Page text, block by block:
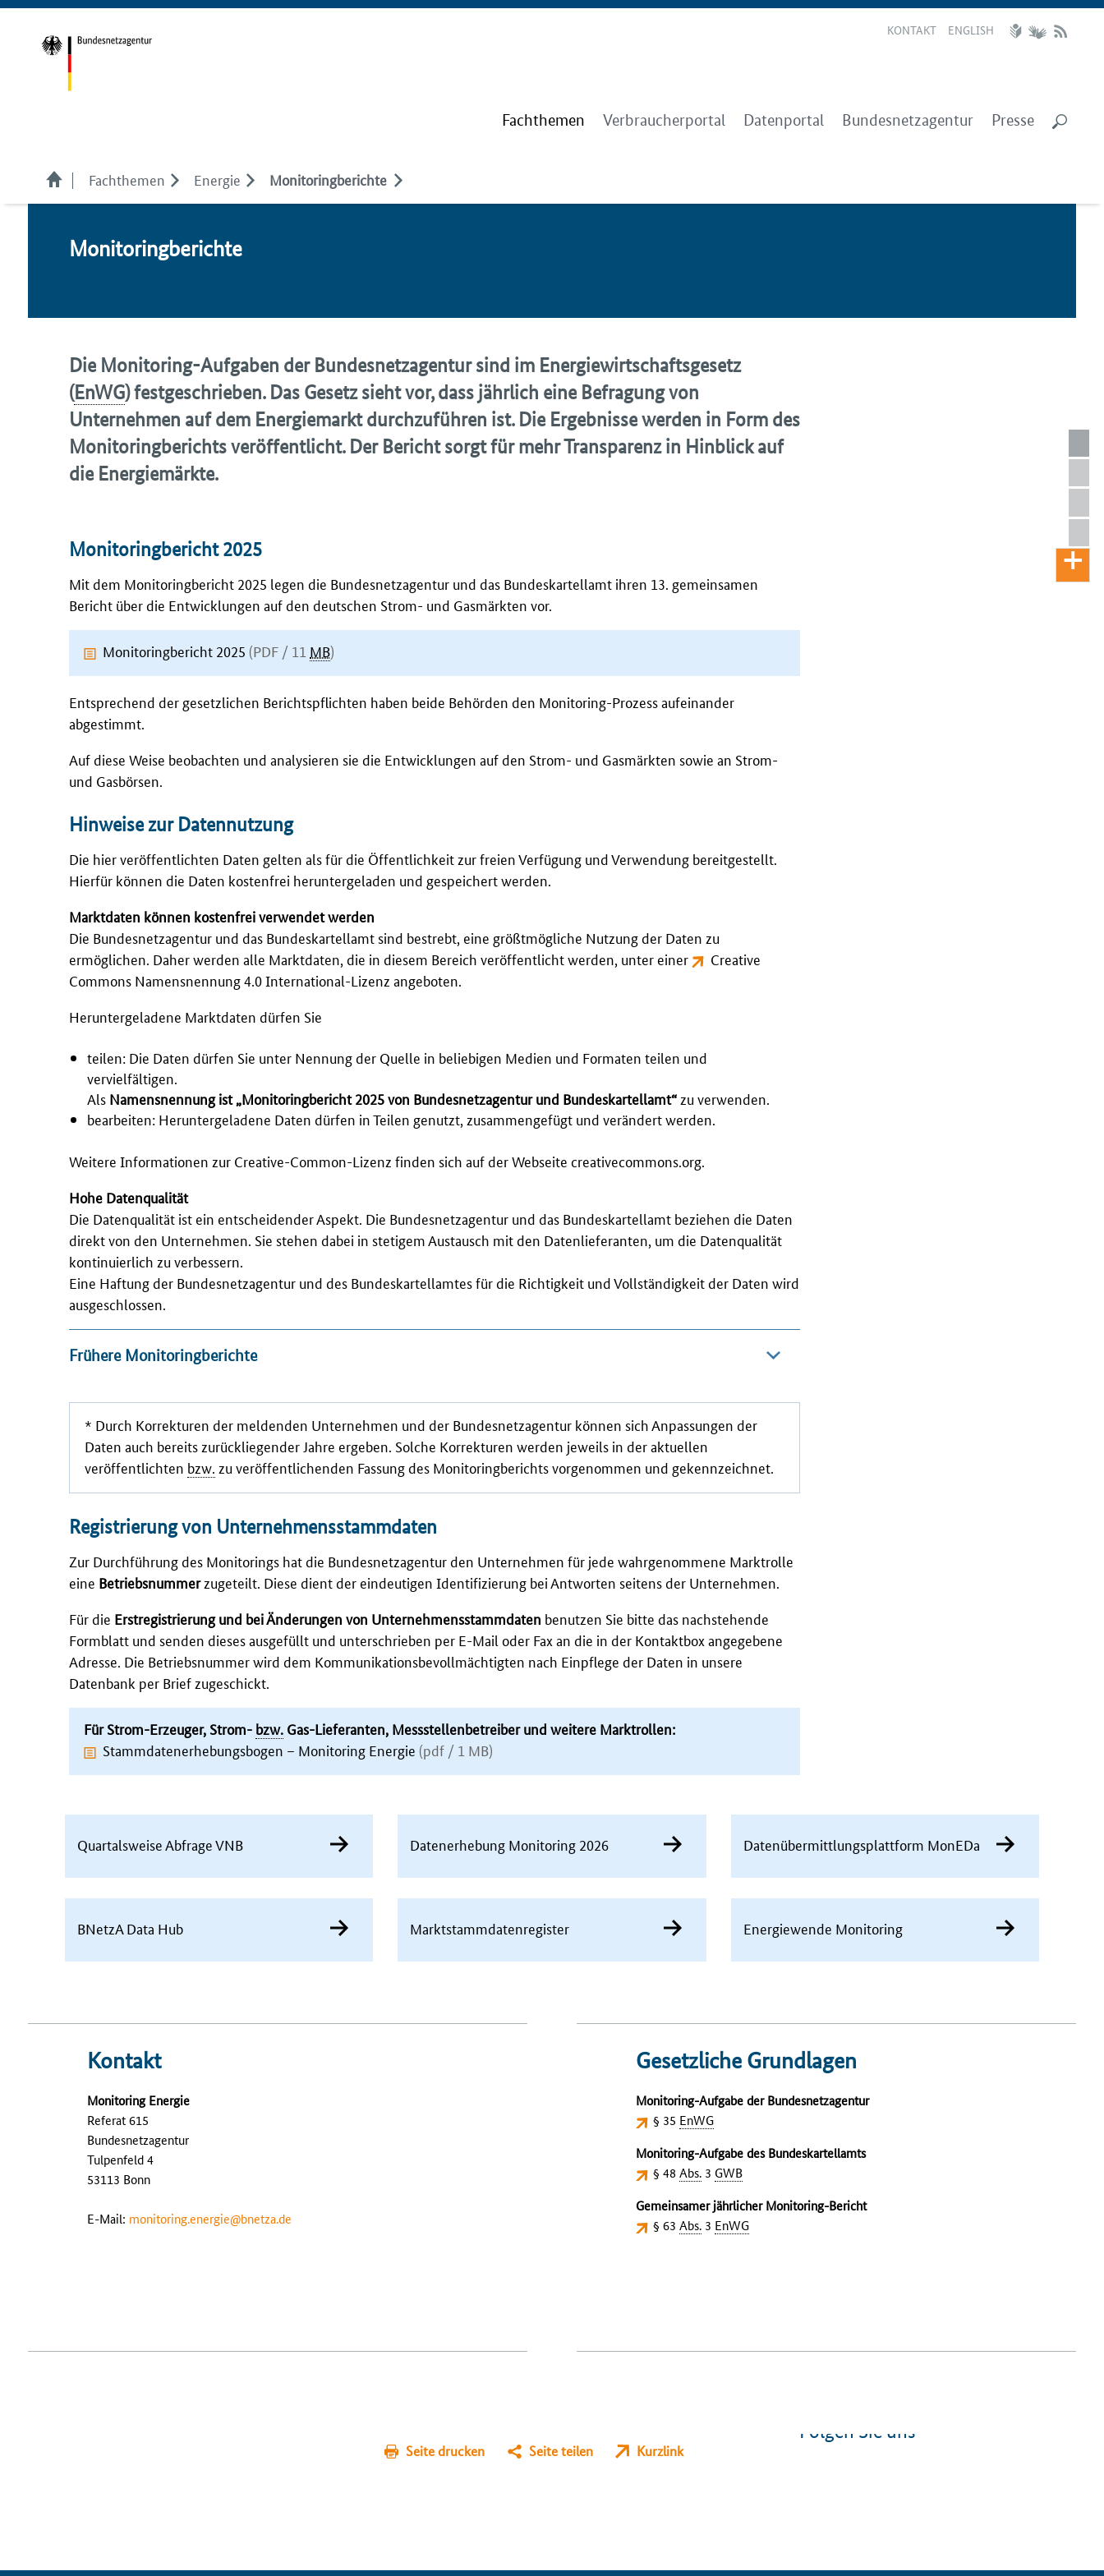
KONTAKT ENGLISH
Fachthemen Verbraucherportal Datenportal Bundesnetzagentur Presse
Fachthemen Energie Monitoringberichte
Mo­ni­to­ring­be­rich­te
Die Monitoring-Aufgaben der Bundesnetzagentur sind im Energiewirtschaftsgesetz
(EnWG) festgeschrieben. Das Gesetz sieht vor, dass jährlich eine Befragung von
Unternehmen auf dem Energiemarkt durchzuführen ist. Die Ergebnisse werden in Form des
Monitoringberichts veröffentlicht. Der Bericht sorgt für mehr Transparenz in Hinblick auf
die Energiemärkte.
Monitoringbericht 2025
Mit dem Monitoringbericht 2025 legen die Bundesnetzagentur und das Bundeskartellamt ihren 13. gemeinsamen
Bericht über die Entwicklungen auf den deutschen Strom- und Gasmärkten vor.
Monitoringbericht 2025 (PDF / 11 MB)
Entsprechend der gesetzlichen Berichtspflichten haben beide Behörden den Monitoring-Prozess aufeinander
abgestimmt.
Auf diese Weise beobachten und analysieren sie die Entwicklungen auf den Strom- und Gasmärkten sowie an Strom-
und Gasbörsen.
Hinweise zur Datennutzung
Die hier veröffentlichten Daten gelten als für die Öffentlichkeit zur freien Verfügung und Verwendung bereitgestellt.
Hierfür können die Daten kostenfrei heruntergeladen und gespeichert werden.
Marktdaten können kostenfrei verwendet werden
Die Bundesnetzagentur und das Bundeskartellamt sind bestrebt, eine größtmögliche Nutzung der Daten zu
ermöglichen. Daher werden alle Marktdaten, die in diesem Bereich veröffentlicht werden, unter einer
Creative
Commons Namensnennung 4.0 International-Lizenz angeboten.
Heruntergeladene Marktdaten dürfen Sie
teilen: Die Daten dürfen Sie unter Nennung der Quelle in beliebigen Medien und Formaten teilen und
vervielfältigen.
Als Namensnennung ist „Monitoringbericht 2025 von Bundesnetzagentur und Bundeskartellamt“ zu verwenden.
bearbeiten: Heruntergeladene Daten dürfen in Teilen genutzt, zusammengefügt und verändert werden.
Weitere Informationen zur Creative-Common-Lizenz finden sich auf der Webseite creativecommons.org.
Hohe Datenqualität
Die Datenqualität ist ein entscheidender Aspekt. Die Bundesnetzagentur und das Bundeskartellamt beziehen die Daten
direkt von den Unternehmen. Sie stehen dabei in stetigem Austausch mit den Datenlieferanten, um die Datenqualität
kontinuierlich zu verbessern.
Eine Haftung der Bundesnetzagentur und des Bundeskartellamtes für die Richtigkeit und Vollständigkeit der Daten wird
ausgeschlossen.
Frühere Monitoringberichte
* Durch Korrekturen der meldenden Unternehmen und der Bundesnetzagentur können sich Anpassungen der
Daten auch bereits zurückliegender Jahre ergeben. Solche Korrekturen werden jeweils in der aktuellen
veröffentlichten bzw. zu veröffentlichenden Fassung des Monitoringberichts vorgenommen und gekennzeichnet.
Registrierung von Unternehmensstammdaten
Zur Durchführung des Monitorings hat die Bundesnetzagentur den Unternehmen für jede wahrgenommene Marktrolle
eine Betriebsnummerzugeteilt. Diese dient der eindeutigen Identifizierung bei Antworten seitens der Unternehmen.
Für die Erstregistrierung und bei Änderungen von Unternehmensstammdaten benutzen Sie bitte das nachstehende
Formblatt und senden dieses ausgefüllt und unterschrieben per E-Mail oder Fax an die in der Kontaktbox angegebene
Adresse. Die Betriebsnummer wird dem Kommunikationsbevollmächtigten nach Einpflege der Daten in unsere
Datenbank per Brief zugeschickt.
Für Strom-Erzeuger, Strom- bzw. Gas-Lieferanten, Messstellenbetreiber und weitere Marktrollen:
Stammdatenerhebungsbogen – Monitoring Energie (pdf / 1 MB)
Quartalsweise Abfrage VNB Datenerhebung Monitoring 2026 Datenübermittlungs­plattform MonEDa
BNetzA Data Hub Marktstammdaten­register Energiewende Monitoring
Kontakt
Monitoring Energie
Referat 615
Bundesnetzagentur
Tulpenfeld 4
53113 Bonn
E-Mail: monitoring.energie@bnetza.de
Gesetzliche Grundlagen
Monitoring-Aufgabe der Bundesnetzagentur
§ 35 EnWG
Monitoring-Aufgabe des Bundeskartellamts
§ 48 Abs.3 GWB
Gemeinsamer jährlicherMonitoring-Bericht
§ 63 Abs.3 EnWG
Seite drucken Seite teilen Kurzlink
Folgen Sie uns